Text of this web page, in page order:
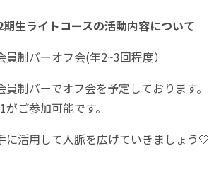
生ライトコースの活動内容について
制バーオフ会(年2~3回程度）
制バーでオフ会を予定しております。
ご参加可能です。
に活用して人脈を広げていきましょう🤍